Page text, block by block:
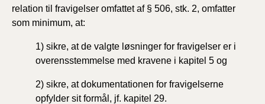
relation til fravigelser omfattet af § 506, stk. 2, omfatter
som minimum, at:
1) sikre, at de valgte løsninger for fravigelser er i
overensstemmelse med kravene i kapitel 5 og
2) sikre, at dokumentationen for fravigelserne
opfylder sit formål, jf. kapitel 29.